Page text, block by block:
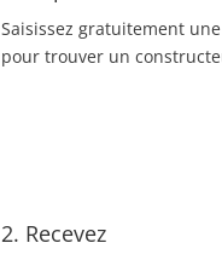
Saisissez gratuitement
pour trouver un
2. Recevez